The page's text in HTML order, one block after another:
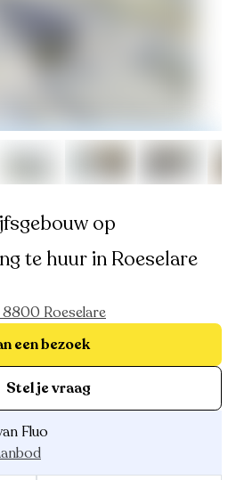
op
te huur in Roeselare
8800 Roeselare
een bezoek
Stel je vraag
Fluo